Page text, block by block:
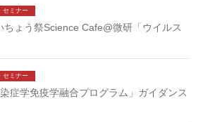
セミナー
ょう祭Science Cafe@微研「ウイルス
セミナー
症学免疫学融合プログラム」ガイダンス